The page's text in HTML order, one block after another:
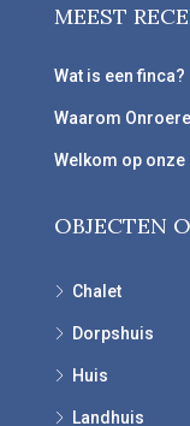
MEEST
Wat is een finca?
Waarom
Welkom op onze
OBJECTEN
Chalet
Dorpshuis
Huis
Landhuis